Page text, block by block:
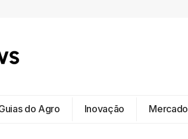
do Agro Inovação Mercado